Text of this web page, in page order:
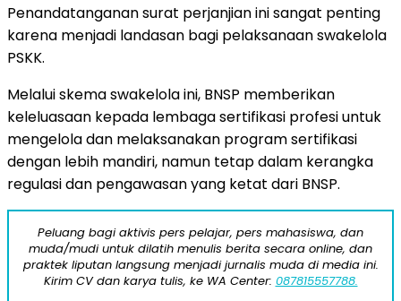
Penandatanganan surat perjanjian ini sangat penting
karena menjadi landasan bagi pelaksanaan swakelola
PSKK.
Melalui skema swakelola ini, BNSP memberikan
keleluasaan kepada lembaga sertifikasi profesi untuk
mengelola dan melaksanakan program sertifikasi
dengan lebih mandiri, namun tetap dalam kerangka
regulasi dan pengawasan yang ketat dari BNSP.
Peluang bagi aktivis pers pelajar, pers mahasiswa, dan
muda/mudi untuk dilatih menulis berita secara online, dan
praktek liputan langsung menjadi jurnalis muda di media ini.
Kirim CV dan karya tulis, ke WA Center: 087815557788.